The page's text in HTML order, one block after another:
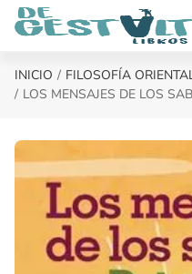
Saltar al contenido principal
INICIO FILOSOFÍA
LOS MENSAJES DE LOS